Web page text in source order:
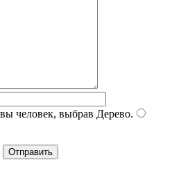
человек, выбрав Дерево.